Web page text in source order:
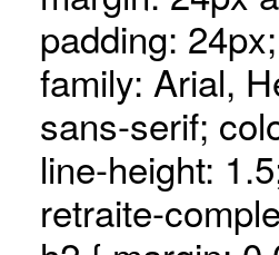
padding:
family: Arial,
sans-serif;
line-height:
retraite-